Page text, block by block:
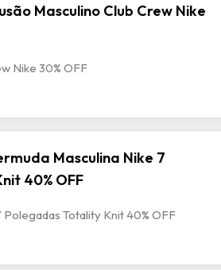
Masculino Club Crew Nike
Nike 30% OFF
Masculina Nike 7
40% OFF
Totality Knit 40% OFF